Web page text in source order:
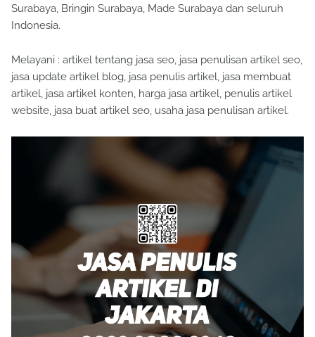
Surabaya, Bringin Surabaya, Made Surabaya dan seluruh
Indonesia.
Melayani : artikel tentang jasa seo, jasa penulisan artikel seo,
jasa update artikel blog, jasa penulis artikel, jasa membuat
artikel, jasa artikel konten, harga jasa artikel, penulis artikel
website, jasa buat artikel seo, usaha jasa penulisan artikel.